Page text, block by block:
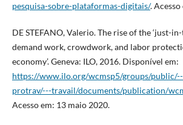
pesquisa-sobre-plataformas-digitais/.
DE STEFANO, Valerio. The rise of the ‘just-
demand work, crowdwork, and labor
economy’. Geneva: ILO, 2016. Disponível em:
https://www.ilo.org/wcmsp5/groups/
protrav/---travail/documents/publication/
Acesso em: 13 maio 2020.